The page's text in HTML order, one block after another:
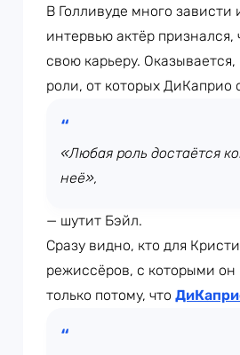
В Голливуде много
интервью актёр признался,
свою карьеру.
роли, от которых ДиКаприо
«Любая роль достаётся
неё»,
— шутит Бэйл.
Сразу видно, кто для
режиссёров, с которыми
только потому, что